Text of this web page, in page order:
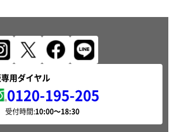
用ダイヤル
0120-195-205
受付時間: